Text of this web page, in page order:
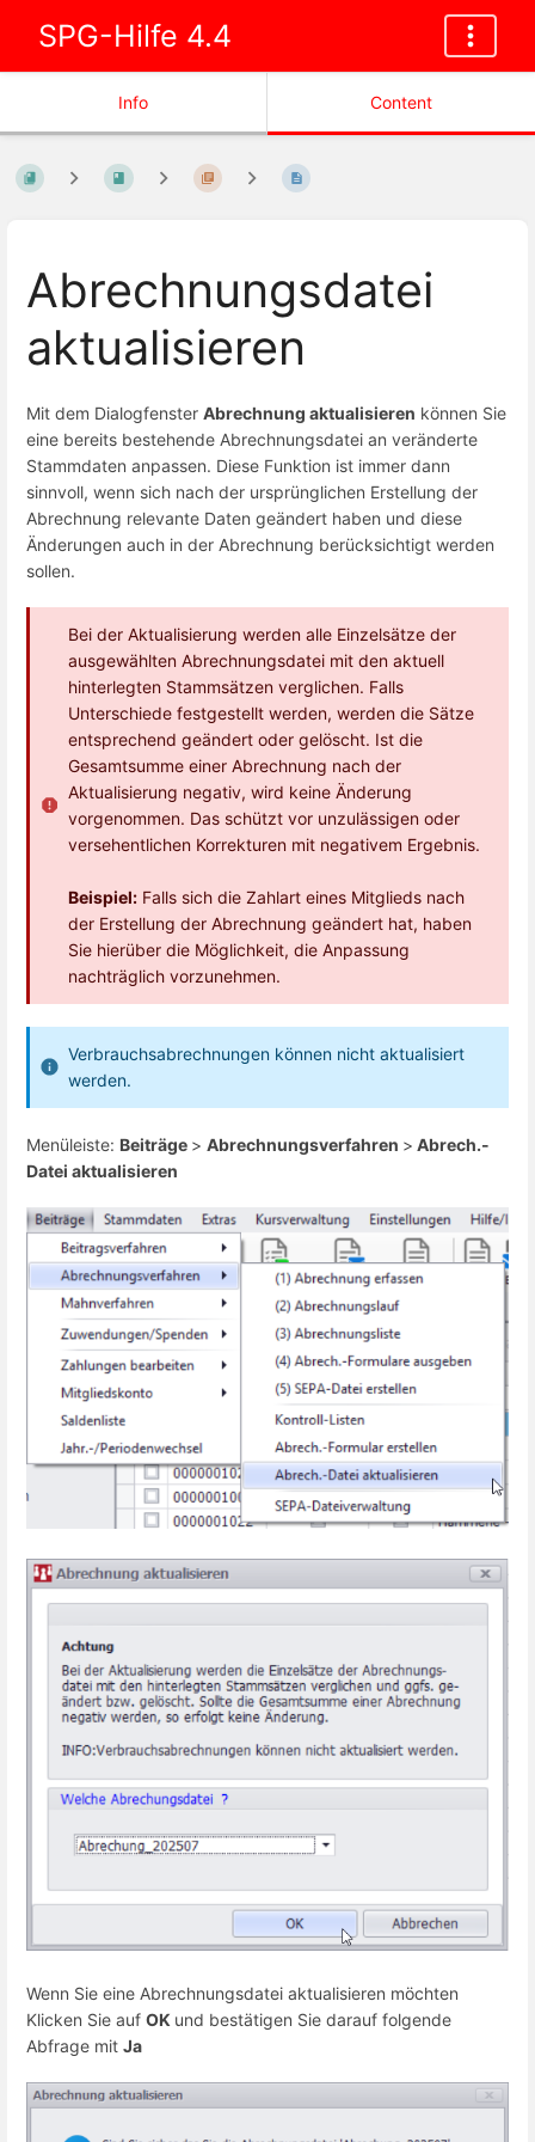
SPG-Hilfe 4.4
Info Content
Abrechnungsdatei
aktualisieren
Mit dem Dialogfenster Abrechnung aktualisieren können Sie
eine bereits bestehende Abrechnungsdatei an veränderte
Stammdaten anpassen. Diese Funktion ist immer dann
sinnvoll, wenn sich nach der ursprünglichen Erstellung der
Abrechnung relevante Daten geändert haben und diese
Änderungen auch in der Abrechnung berücksichtigt werden
sollen.
Bei der Aktualisierung werden alle Einzelsätze der
ausgewählten Abrechnungsdatei mit den aktuell
hinterlegten Stammsätzen verglichen. Falls
Unterschiede festgestellt werden, werden die Sätze
entsprechend geändert oder gelöscht. Ist die
Gesamtsumme einer Abrechnung nach der
Aktualisierung negativ, wird keine Änderung
vorgenommen. Das schützt vor unzulässigen oder
versehentlichen Korrekturen mit negativem Ergebnis.
Beispiel: Falls sich die Zahlart eines Mitglieds nach
der Erstellung der Abrechnung geändert hat, haben
Sie hierüber die Möglichkeit, die Anpassung
nachträglich vorzunehmen.
Verbrauchsabrechnungen können nicht aktualisiert
werden.
Menüleiste: Beiträge > Abrechnungsverfahren > Abrech.-
Datei aktualisieren
Wenn Sie eine Abrechnungsdatei aktualisieren möchten
Klicken Sie auf OK und bestätigen Sie darauf folgende
Abfrage mit Ja